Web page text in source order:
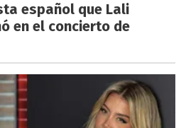
español que Lali
en el concierto de